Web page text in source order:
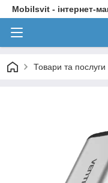
Mobilsvit - інтернет-
Товари та послуги